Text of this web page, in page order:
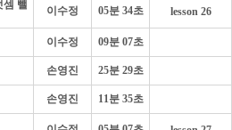
뺄
이수정 05분 34초 lesson 26
이수정 09분 07초
손영진 25분 29초
손영진 11분 35초